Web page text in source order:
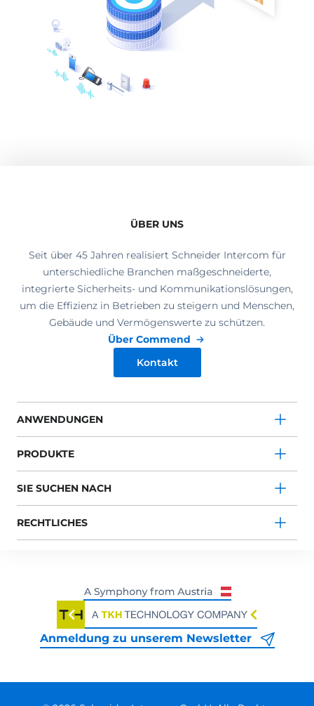
ÜBER UNS
Seit über 45 Jahren realisiert Schneider Intercom für
unterschiedliche Branchen maßgeschneiderte,
integrierte Sicherheits- und Kommunikationslösungen,
um die Effizienz in Betrieben zu steigern und Menschen,
Gebäude und Vermögenswerte zu schützen.
Über Commend
Kontakt
ANWENDUNGEN
PRODUKTE
SIE SUCHEN NACH
RECHTLICHES
Anmeldung zu unserem Newsletter